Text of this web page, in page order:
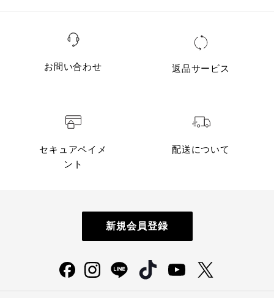
お問い合わせ 返品サービス
セキュアペイメ
ント
配送について
新規会員登録